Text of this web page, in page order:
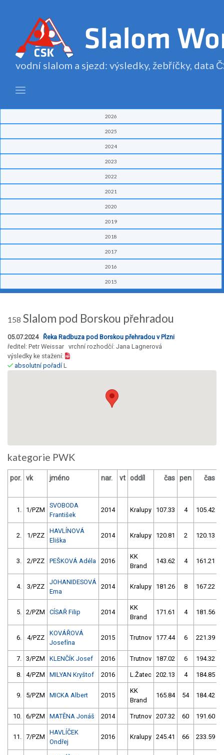
vodní slalom a sjezd: výsledky, žebříčky, data
2026
2025
2024
2023
2022
2021
2020
2019
2018
2017
2016
2015
158 Slalom pod Borskou přehradou
05.07.2024 Řeka Radbuza pod Borskou přehradou v Plzni
ředitel: Petr Weissar vrchní rozhodčí: Jana Lagnerová
výsledky ke stažení:
absolutní pořadíL
kategorie PWK
por. vk jméno nar. vt oddíl čas pen čas
1. 1/PZM
SVOBODA
František
2014 Kralupy 107.33 4 105.42
2. 1/PZZ
HAVLÍNOVÁ
Eliška
2014 Kralupy 120.81 2 120.13
3. 2/PZZ PEŠKOVÁ Adéla 2016
KK
Brand
143.62 4 161.21
4. 3/PZZ
JOHANIDESOVÁ
Ema
2014 Kralupy 181.26 8 167.22
5. 2/PZM CÍSAŘ Filip 2014
KK
Brand
171.61 4 181.56
6. 4/PZZ
KOVÁŘOVÁ
Josefína
2015 Trutnov 177.44 6 221.39
7. 3/PZM KLENČÍK Josef 2016 Trutnov 187.02 6 194.32
8. 4/PZM MILYAN Kryštof 2016 L.Žatec 202.13 4 184.85
9. 5/PZM MICKA Albert 2015
KK
Brand
165.84 54 184.42
10. 6/PZM MATĚNA Jonáš 2014 Trutnov 207.32 60 191.60
11. 7/PZM
HAVLÍČEK
Ondřej
2016 Kralupy 245.41 66 233.59